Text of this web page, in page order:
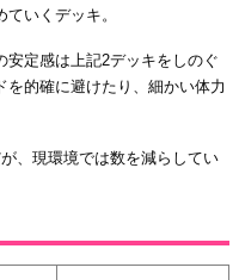
いくデッキ。
安定感は上記2デッキをしのぐ
的確に避けたり、細かい体力
、現環境では数を減らしてい